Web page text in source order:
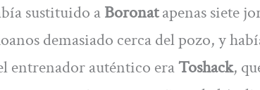
sustituido aBoronatapenas siete
demasiado cerca del pozo, y
entrenador auténtico eraToshack,